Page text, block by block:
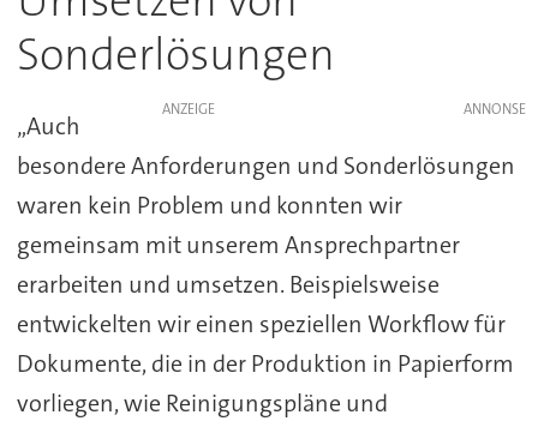
Sonderlösungen
ANZEIGE
„Auch
besondere Anforderungen und Sonderlösungen
waren kein Problem und konnten wir
gemeinsam mit unserem Ansprechpartner
erarbeiten und umsetzen. Beispielsweise
entwickelten wir einen speziellen Workflow für
Dokumente, die in der Produktion in Papierform
vorliegen, wie Reinigungspläne und